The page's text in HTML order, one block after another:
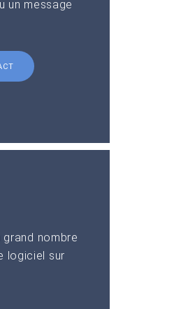
un message
nombre
logiciel sur